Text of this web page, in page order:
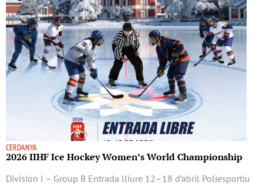
CERDANYA
2026 IIHF Ice Hockey Women’s World Championship
Division I – Group B Entrada lliure 12–18 d’abril Poliesportiu